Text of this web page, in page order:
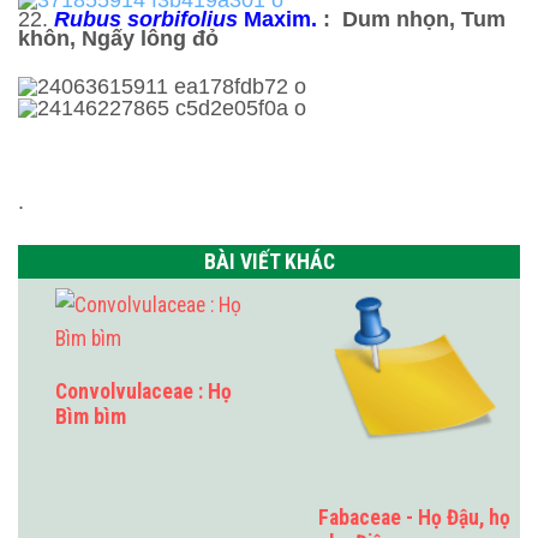
22. Rubus sorbifolius Maxim. : Dum nhọn, Tum
khôn, Ngấy lông đỏ
.
BÀI VIẾT KHÁC
Convolvulaceae : Họ
Bìm bìm
Fabaceae - Họ Đậu, họ